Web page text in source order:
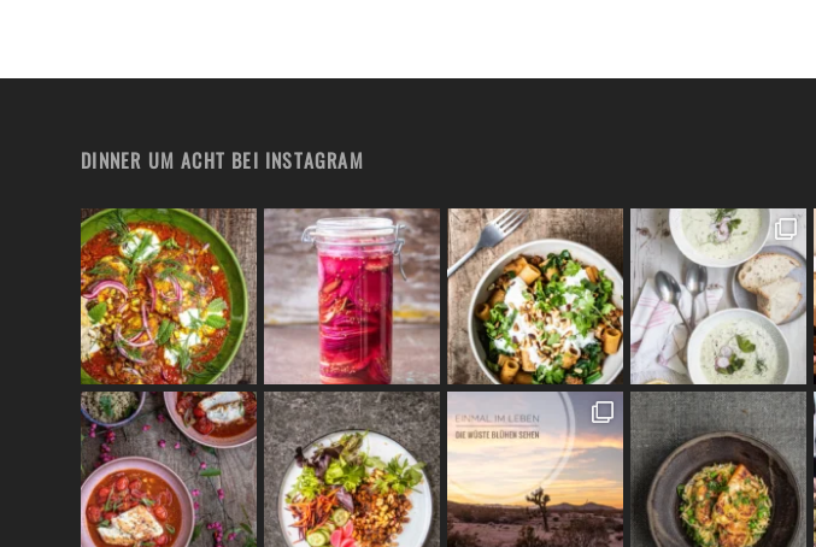
DINNER UM ACHT BEI INSTAGRAM